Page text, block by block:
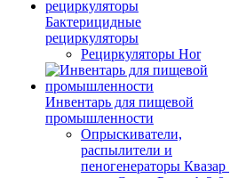
Бактерицидные
рециркуляторы
Рециркуляторы Hor
Инвентарь для пищевой
промышленности
Опрыскиватели,
распылители и
пеногенераторы Квазар